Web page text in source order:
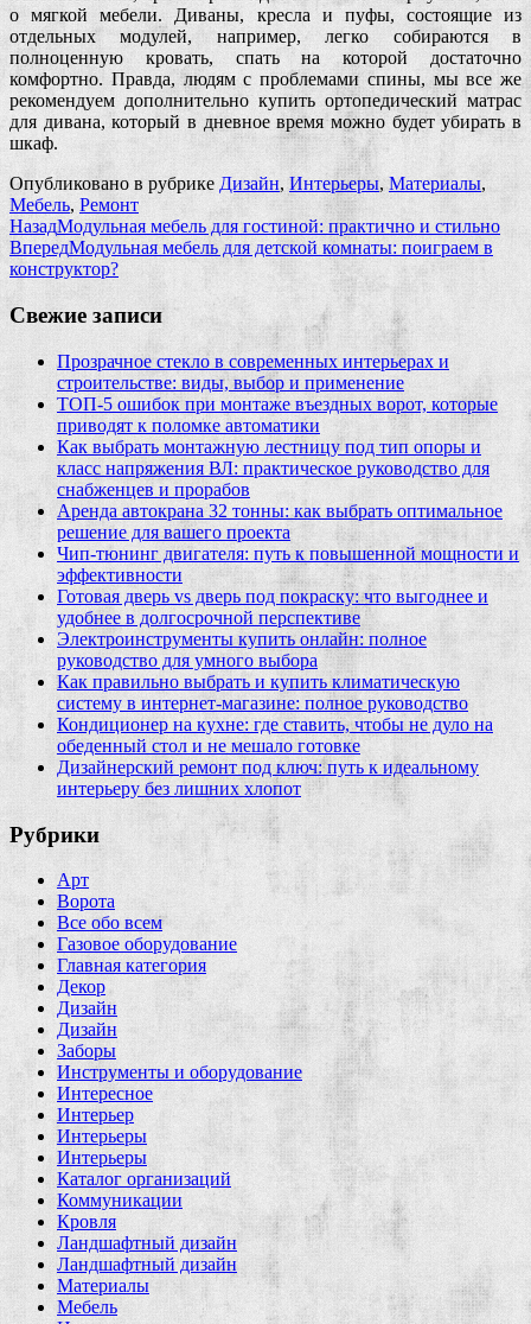
о мягкой мебели. Диваны, кресла и пуфы, состоящие из
отдельных модулей, например, легко собираются в
полноценную кровать, спать на которой достаточно
комфортно. Правда, людям с проблемами спины, мы все же
рекомендуем дополнительно купить ортопедический матрас
для дивана, который в дневное время можно будет убирать в
шкаф.
Опубликовано в рубрике Дизайн, Интерьеры,Материалы,
Мебель, Ремонт
НазадМодульная мебель для гостиной: практично и стильно
ВпередМодульная мебель для детской комнаты: поиграем в
конструктор?
Свежие записи
Прозрачное стекло в современных интерьерах и
строительстве: виды, выбор и применение
ТОП-5 ошибок при монтаже въездных ворот, которые
приводят к поломке автоматики
Как выбрать монтажную лестницу под тип опоры и
класс напряжения ВЛ: практическое руководство для
снабженцев и прорабов
Аренда автокрана 32 тонны: как выбрать оптимальное
решение для вашего проекта
Чип‑тюнинг двигателя: путь к повышенной мощности и
эффективности
Готовая дверь vs дверь под покраску: что выгоднее и
удобнее в долгосрочной перспективе
Электроинструменты купить онлайн: полное
руководство для умного выбора
Как правильно выбрать и купить климатическую
систему в интернет‑магазине: полное руководство
Кондиционер на кухне: где ставить, чтобы не дуло на
обеденный стол и не мешало готовке
Дизайнерский ремонт под ключ: путь к идеальному
интерьеру без лишних хлопот
Рубрики
Арт
Ворота
Все обо всем
Газовое оборудование
Главная категория
Декор
Дизайн
Дизайн
Заборы
Инструменты и оборудование
Интересное
Интерьер
Интерьеры
Интерьеры
Каталог организаций
Коммуникации
Кровля
Ландшафтный дизайн
Ландшафтный дизайн
Материалы
Мебель